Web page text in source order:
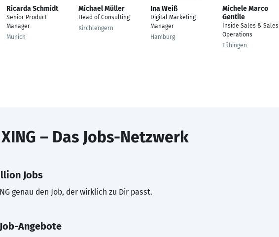
Ricarda Schmidt
Senior Product
Manager
Munich
Michael Müller
Head of Consulting
Kirchlengern
Ina Weiß
Digital Marketing
Manager
Hamburg
Michele Marco
Gentile
Inside Sales & Sales
Operations
Tübingen
XING – Das Jobs-Netzwerk
Jobs
genau den Job, der wirklich zu Dir passt.
Angebote